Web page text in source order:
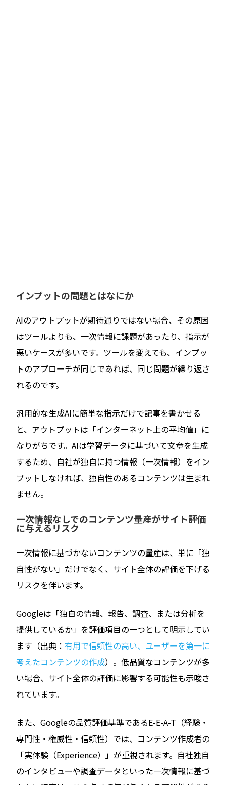
インプットの問題とはなにか
AIのアウトプットが期待通りではない場合、その原因
はツールよりも、一次情報に課題があったり、指示が
悪いケースが多いです。ツールを変えても、インプッ
トのアプローチが同じであれば、同じ問題が繰り返さ
れるのです。
汎用的な生成AIに簡単な指示だけで記事を書かせる
と、アウトプットは「インターネット上の平均値」に
なりがちです。AIは学習データに基づいて文章を生成
するため、自社が独自に持つ情報（一次情報）をイン
プットしなければ、独自性のあるコンテンツは生まれ
ません。
一次情報なしでのコンテンツ量産がサイト評価
に与えるリスク
一次情報に基づかないコンテンツの量産は、単に「独
自性がない」だけでなく、サイト全体の評価を下げる
リスクを伴います。
Googleは「独自の情報、報告、調査、または分析を
提供しているか」を評価項目の一つとして明示してい
ます（出典： 有用で信頼性の高い、ユーザーを第一に
考えたコンテンツの作成）。低品質なコンテンツが多
い場合、サイト全体の評価に影響する可能性も示唆さ
れています。
また、Googleの品質評価基準であるE-E-A-T（経験・
専門性・権威性・信頼性）では、コンテンツ作成者の
「実体験（Experience）」が重視されます。自社独自
のインタビューや調査データといった一次情報に基づ